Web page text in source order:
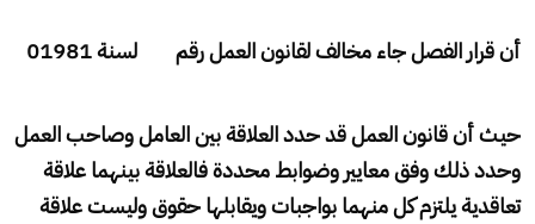
أن قرار الفصل جاء مخالف لقانون العمل رقم لسنة 01981
حيث أن قانون العمل قد حدد العلاقة بين العامل وصاحب العمل
وحدد ذلك وفق معايير وضوابط محددة فالعلاقة بينهما علاقة
تعاقدية يلتزم كل منهما بواجبات ويقابلها حقوق وليست علاقة